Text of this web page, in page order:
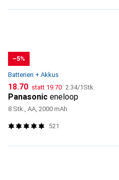
−5%
Batterien + Akkus
CHF
18.70 statt CHF
19.70 CHF
2.34/1Stk.
Panasonic eneloop
8 Stk., AA, 2000 mAh
521